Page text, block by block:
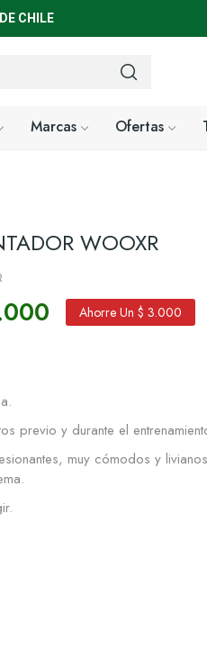
CHILE
Marcas Ofertas
WOOXR
Ahorre Un $ 3.000
previo y durante el
muy cómodos y